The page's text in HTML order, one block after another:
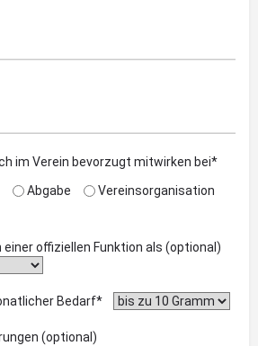
im Verein bevorzugt mitwirken bei*
Abgabe
Vereinsorganisation
einer offiziellen Funktion als (optional)
Bedarf*
(optional)